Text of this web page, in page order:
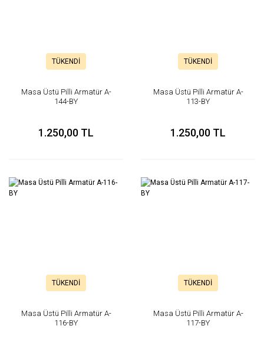
TÜKENDİ
Masa Üstü Pilli Armatür A-
144-BY
1.250,00 TL
TÜKENDİ
Masa Üstü Pilli Armatür A-
113-BY
1.250,00 TL
TÜKENDİ
Masa Üstü Pilli Armatür A-
116-BY
TÜKENDİ
Masa Üstü Pilli Armatür A-
117-BY